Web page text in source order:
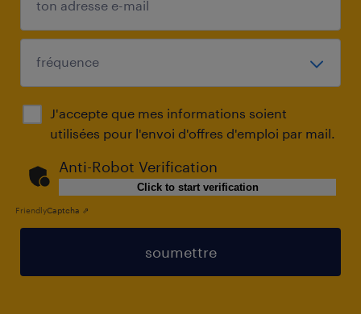
J'accepte que mes informations soient
utilisées pour l'envoi d'offres d'emploi par mail.
Anti-Robot Verification
Click to start verification
FriendlyCaptcha ⇗
soumettre